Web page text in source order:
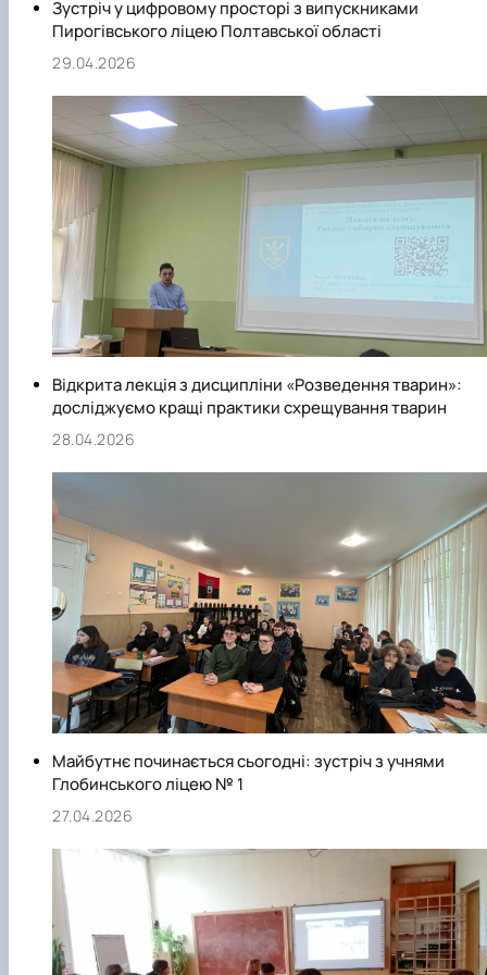
Зустріч у цифровому просторі з випускниками
Пирогівського ліцею Полтавської області
29.04.2026
Відкрита лекція з дисципліни «Розведення тварин»:
досліджуємо кращі практики схрещування тварин
28.04.2026
Майбутнє починається сьогодні: зустріч з учнями
Глобинського ліцею № 1
27.04.2026